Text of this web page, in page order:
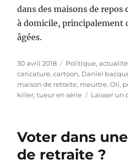
dans des maisons de repos
à domicile, principalement
âgées.
Publié
le
30 avril 2018 Catégories
Politique,
caricature,cartoon, Daniel
maison de retraite, meurtre,Oli,
killer,tueur en série Laisser un
Voter dans
de retraite ?